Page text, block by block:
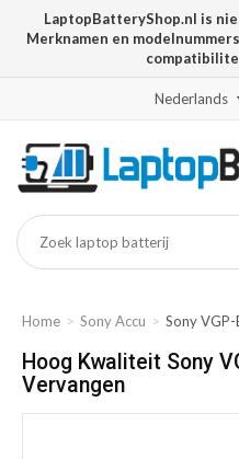
LaptopBatteryShop.nl is
Merknamen en
Nederlands
Home Sony Accu Sony VGP-
Hoog Kwaliteit Sony
Vervangen